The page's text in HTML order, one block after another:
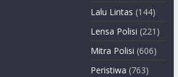
Lalu Lintas (144)
Lensa Polisi (221)
Mitra Polisi (606)
Peristiwa (763)